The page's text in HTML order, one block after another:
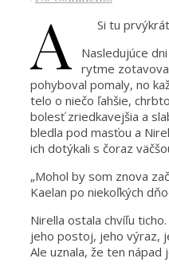
A Si tu
Nasledujúce
rytme
pohyboval pomaly, no
telo o niečo ľahšie,
bolesť zriedkavejšia a
bledla pod masťou a
ich dotýkali s čoraz
„Mohol by som znova
Kaelan po niekoľkých
Nirella ostala chvíľu
jeho postoj, jeho výraz,
Ale uznala, že ten nápad